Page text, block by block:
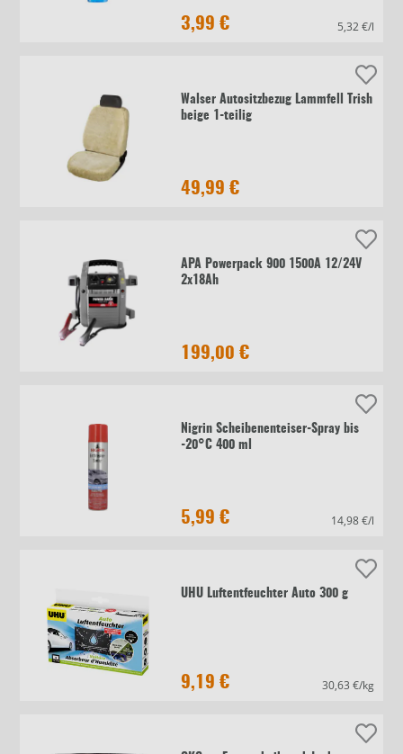
3,99 € 5,32 €/l
Walser Autositzbezug Lammfell Trish
beige 1-teilig
49,99 €
APA Powerpack 900 1500A 12/24V
2x18Ah
199,00 €
Nigrin Scheibenenteiser-Spray bis
-20°C 400 ml
5,99 € 14,98 €/l
UHU Luftentfeuchter Auto 300 g
9,19 € 30,63 €/kg